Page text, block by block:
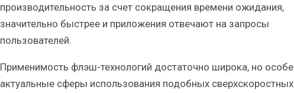
производительность за счет сокращения времени ожидания,
значительно быстрее и приложения отвечают на запросы
пользователей.
Применимость флэш-технологий достаточно широка, но
актуальные сферы использования подобных сверхскоростных